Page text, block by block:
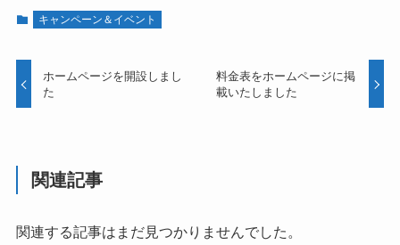
キャンペーン＆イベント
ホームページを開設しまし
た
料金表をホームページに掲
載いたしました
関連記事
関連する記事はまだ見つかりませんでした。